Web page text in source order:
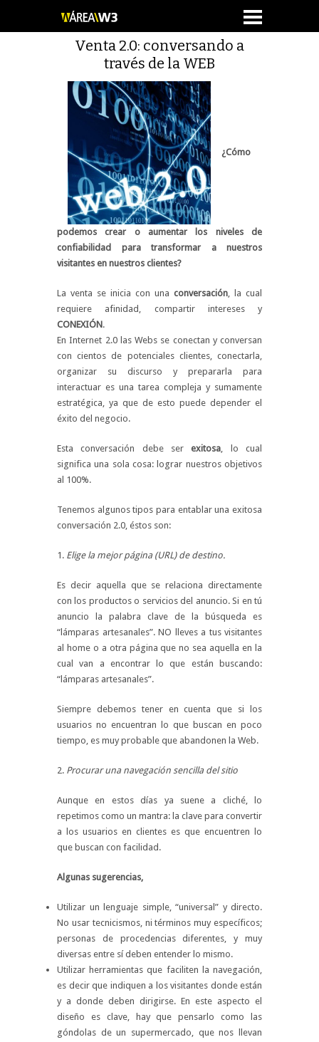
Venta 2.0: conversando a
través de la WEB
¿Cómo
podemos crear o aumentar los niveles de
confiabilidad para transformar a nuestros
visitantes en nuestros clientes?
La venta se inicia con una conversación, la cual
requiere afinidad, compartir intereses y
CONEXIÓN.
En Internet 2.0 las Webs se conectan y conversan
con cientos de potenciales clientes, conectarla,
organizar su discurso y prepararla para
interactuar es una tarea compleja y sumamente
estratégica, ya que de esto puede depender el
éxito del negocio.
Esta conversación debe serexitosa, lo cual
significa una sola cosa: lograr nuestros objetivos
al 100%.
Tenemos algunos tipos para entablar una exitosa
conversación 2.0, éstos son:
1. Elige la mejor página (URL) de destino.
Es decir aquella que se relaciona directamente
con los productos o servicios del anuncio. Si en tú
anuncio la palabra clave de la búsqueda es
“lámparas artesanales”. NO lleves a tus visitantes
al home o a otra página que no sea aquella en la
cual van a encontrar lo que están buscando:
“lámparas artesanales”.
Siempre debemos tener en cuenta que si los
usuarios no encuentran lo que buscan en poco
tiempo, es muy probable que abandonen la Web.
2. Procurar una navegación sencilla del sitio
Aunque en estos días ya suene a cliché, lo
repetimos como un mantra: la clave para convertir
a los usuarios en clientes es que encuentren lo
que buscan con facilidad.
Algunas sugerencias,
Utilizar un lenguaje simple, “universal” y directo.
No usar tecnicismos, ni términos muy específicos;
personas de procedencias diferentes, y muy
diversas entre sí deben entender lo mismo.
Utilizar herramientas que faciliten la navegación,
es decir que indiquen a los visitantes donde están
y a donde deben dirigirse. En este aspecto el
diseño es clave, hay que pensarlo como las
góndolas de un supermercado, que nos llevan